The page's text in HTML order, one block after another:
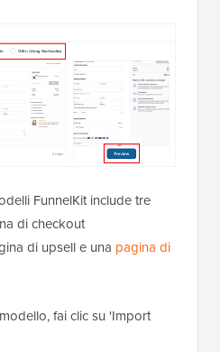
FunnelKit include tre
di checkout
di upsell e una pagina di
fai clic su 'Import